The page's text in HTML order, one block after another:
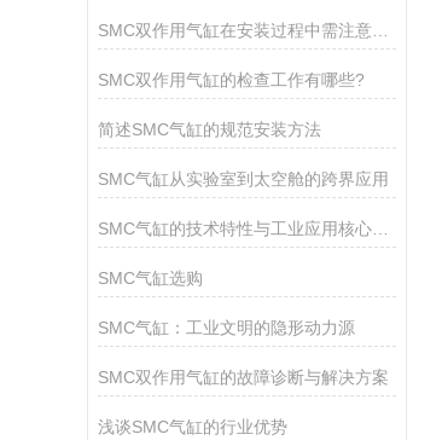
SMC双作用气缸在安装过程中需注意以下关键事项
SMC双作用气缸的检查工作有哪些?
简述SMC气缸的规范安装方法
SMC气缸从实验室到太空舱的跨界应用
SMC气缸的技术特性与工业应用核心解析
SMC气缸选购
SMC气缸：工业文明的隐形动力源
SMC双作用气缸的故障诊断与解决方案
浅谈SMC气缸的行业优势